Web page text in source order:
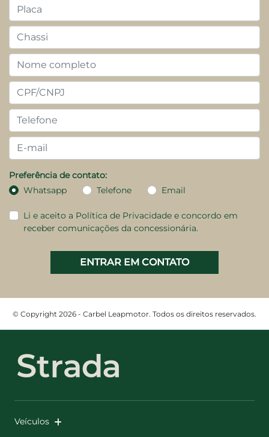
Preferência de contato:
Whatsapp
Telefone Email
Li e aceito a Política de Privacidade e concordo em
receber comunicações da concessionária.
ENTRAR EM CONTATO
© Copyright 2026 - Carbel Leapmotor. Todos os direitos reservados.
Veículos